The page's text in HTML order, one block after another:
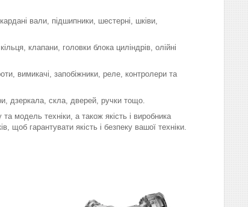
вали, підшипники, шестерні, шківи,
клапани, головки блока циліндрів, олійні
вимикачі, запобіжники, реле, контролери та
дзеркала, скла, дверей, ручки тощо.
модель техніки, а також якість і виробника
щоб гарантувати якість і безпеку вашої техніки.